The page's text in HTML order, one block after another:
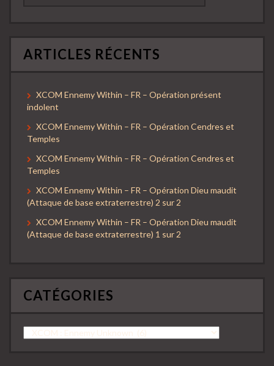
ARTICLES RÉCENTS
XCOM Ennemy Within – FR – Opération présent
indolent
XCOM Ennemy Within – FR – Opération Cendres et
Temples
XCOM Ennemy Within – FR – Opération Cendres et
Temples
XCOM Ennemy Within – FR – Opération Dieu maudit
(Attaque de base extraterrestre) 2 sur 2
XCOM Ennemy Within – FR – Opération Dieu maudit
(Attaque de base extraterrestre) 1 sur 2
CATÉGORIES
Catégories